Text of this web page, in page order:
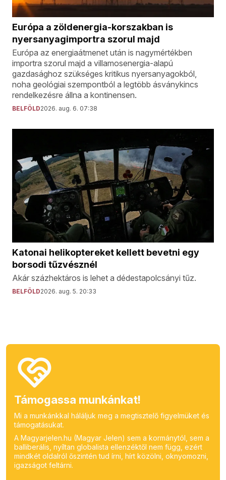
Európa a zöldenergia-korszakban is
nyersanyagimportra szorul majd
Európa az energiaátmenet után is nagymértékben
importra szorul majd a villamosenergia-alapú
gazdasághoz szükséges kritikus nyersanyagokból,
noha geológiai szempontból a legtöbb ásványkincs
rendelkezésre állna a kontinensen.
BELFÖLD2026. aug. 6. 07:38
Katonai helikoptereket kellett bevetni egy
borsodi tűzvésznél
Akár százhektáros is lehet a dédestapolcsányi tűz.
BELFÖLD2026. aug. 5. 20:33
Támogassa munkánkat!
Mi a munkánkkal háláljuk meg a megtisztelő figyelmüket és
támogatásukat.
A Magyarjelen.hu (Magyar Jelen) sem a kormánytól, sem a
balliberális, nyíltan globalista ellenzéktől nem függ, ezért
mindkét oldalról őszintén tud írni, hírt közölni, oknyomozni,
igazságot feltárni.